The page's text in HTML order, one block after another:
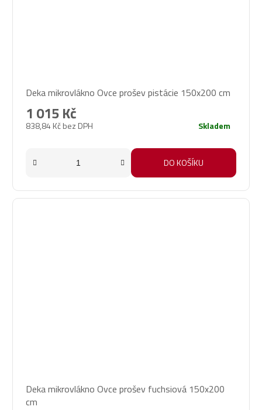
hodnocení
produktu
je
Deka mikrovlákno Ovce prošev pistácie 150x200 cm
838,84 Kč bez DPH
1 015 Kč
Skladem
DO KOŠÍKU
Deka mikrovlákno Ovce prošev fuchsiová 150x200
cm